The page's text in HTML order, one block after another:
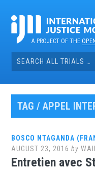
contentA PROJECT OF THE
Search
for:
TAG / APPEL
BOSCO NTAGANDA
AUGUST 23, 2016 by
Entretien avec